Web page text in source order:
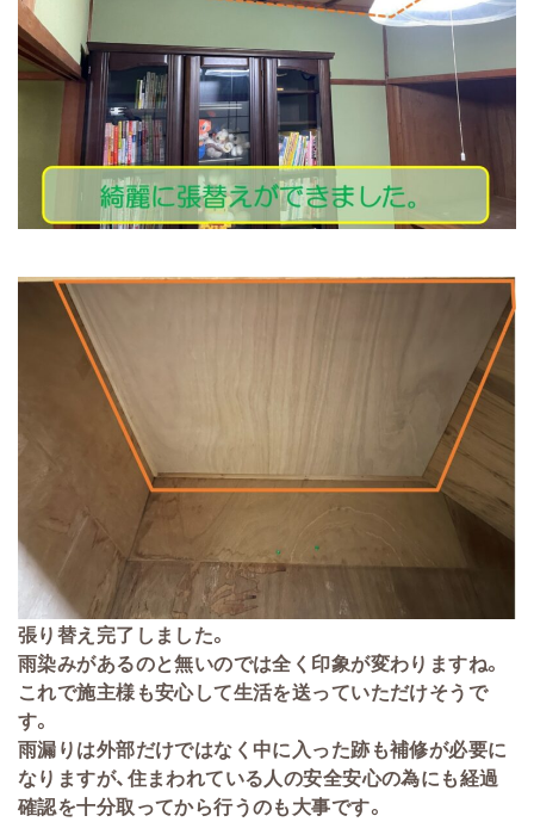
張り替え完了しました。
雨染みがあるのと無いのでは全く印象が変わりますね。
これで施主様も安心して生活を送っていただけそうで
す。
雨漏りは外部だけではなく中に入った跡も補修が必要に
なりますが、住まわれている人の安全安心の為にも経過
確認を十分取ってから行うのも大事です。